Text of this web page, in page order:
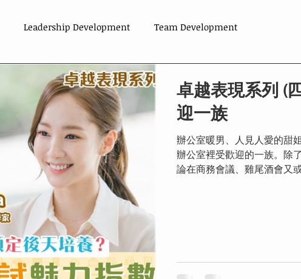
Leadership Development Team Development
Sales & Services Talent Development
卓越表現系列 (
迎一族
辦公室暖男、人見人愛的甜
辦公室裡受歡迎的一族。除
論在商務會議、雞尾酒會又